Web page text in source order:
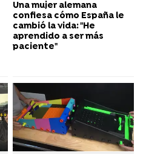
Una mujer alemana
confiesa cómo España le
cambió la vida: "He
aprendido a ser más
paciente"